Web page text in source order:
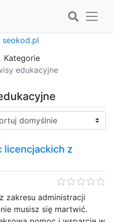
Kategorie
edukacyjne
licencjackich z
zakresu administracji
musisz się martwić.